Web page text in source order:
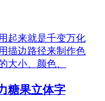
起来就是千变万化
描边路径来制作色
大小、颜色、
糖果立体字